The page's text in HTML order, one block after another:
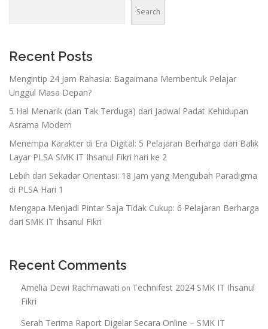
Search
Recent Posts
Mengintip 24 Jam Rahasia: Bagaimana Membentuk Pelajar
Unggul Masa Depan?
5 Hal Menarik (dan Tak Terduga) dari Jadwal Padat Kehidupan
Asrama Modern
Menempa Karakter di Era Digital: 5 Pelajaran Berharga dari Balik
Layar PLSA SMK IT Ihsanul Fikri hari ke 2
Lebih dari Sekadar Orientasi: 18 Jam yang Mengubah Paradigma
di PLSA Hari 1
Mengapa Menjadi Pintar Saja Tidak Cukup: 6 Pelajaran Berharga
dari SMK IT Ihsanul Fikri
Recent Comments
Amelia Dewi Rachmawati on Technifest 2024 SMK IT Ihsanul
Fikri
Serah Terima Raport Digelar Secara Online – SMK IT